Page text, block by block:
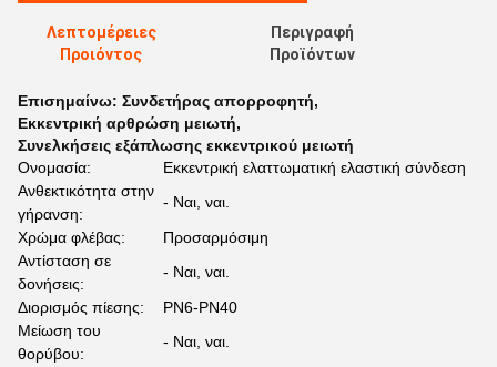
Λεπτομέρειες
Προιόντος
Περιγραφή
Προϊόντων
Επισημαίνω: Συνδετήρας απορροφητή,
Εκκεντρική αρθρώση μειωτή,
Συνελκήσεις εξάπλωσης εκκεντρικού μειωτή
Ονομασία:
Εκκεντρική ελαττωματική ελαστική σύνδεση
Ανθεκτικότητα στην
γήρανση:
- Ναι, ναι.
Χρώμα φλέβας:
Προσαρμόσιμη
Αντίσταση σε
δονήσεις:
- Ναι, ναι.
Διορισμός πίεσης:
PN6-PN40
Μείωση του
θορύβου:
- Ναι, ναι.